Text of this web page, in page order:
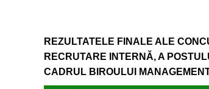
REZULTATELE FINALE ALE
RECRUTARE INTERNĂ, A
CADRUL BIROULUI